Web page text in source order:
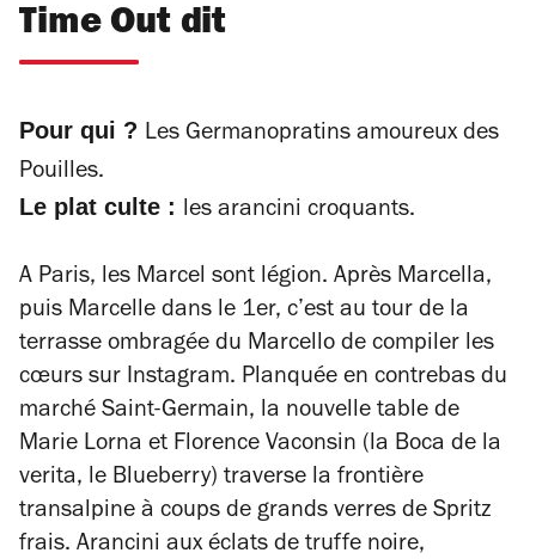
Time Out dit
Pour qui ? Les Germanopratins amoureux des
Pouilles.
Le plat culte : les arancini croquants.
A Paris, les Marcel sont légion. Après Marcella,
puis Marcelle dans le 1er, c’est au tour de la
terrasse ombragée du Marcello de compiler les
cœurs sur Instagram. Planquée en contrebas du
marché Saint-Germain, la nouvelle table de
Marie Lorna et Florence Vaconsin (la Boca de la
verita, le Blueberry) traverse la frontière
transalpine à coups de grands verres de Spritz
frais. Arancini aux éclats de truffe noire,